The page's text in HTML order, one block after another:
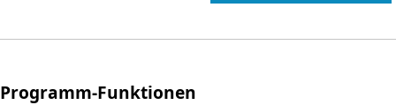
Programm-Funktionen